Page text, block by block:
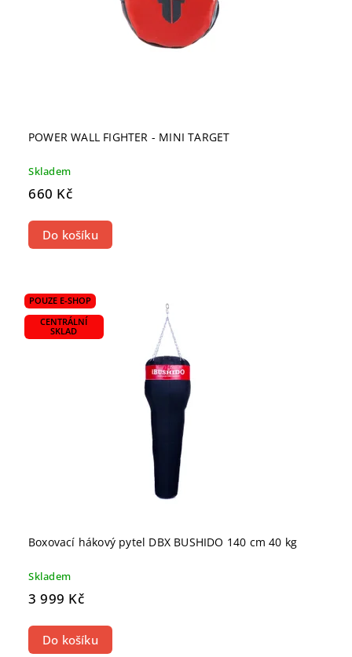
POWER WALL FIGHTER - MINI TARGET
Skladem
660 Kč
Do košíku
POUZE E-SHOP
CENTRÁLNÍ
SKLAD
Boxovací hákový pytel DBX BUSHIDO 140 cm 40 kg
Skladem
3 999 Kč
Do košíku